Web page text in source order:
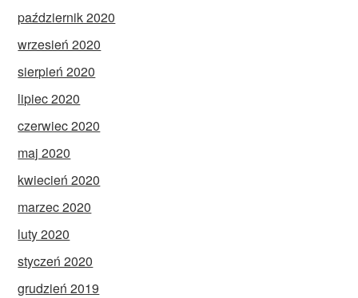
październik 2020
wrzesień 2020
sierpień 2020
lipiec 2020
czerwiec 2020
maj 2020
kwiecień 2020
marzec 2020
luty 2020
styczeń 2020
grudzień 2019